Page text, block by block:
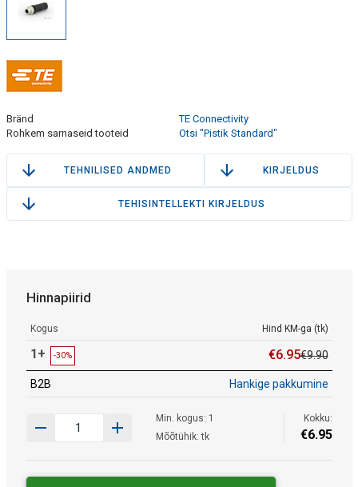
Bränd
TE Connectivity
Rohkem sarnaseid tooteid
Otsi "Pistik Standard"
TEHNILISED ANDMED KIRJELDUS
TEHISINTELLEKTI KIRJELDUS
Hinnapiirid
Kogus Hind KM-ga (tk)
1+ -30% €6.95€9.90
B2B Hankige pakkumine
Min. kogus: 1
Mõõtühik: tk
Kokku:
€6.95